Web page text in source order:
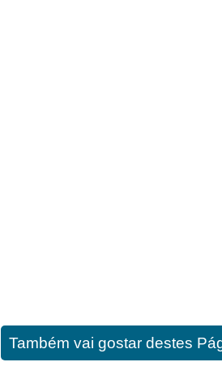
Também vai gostar destes